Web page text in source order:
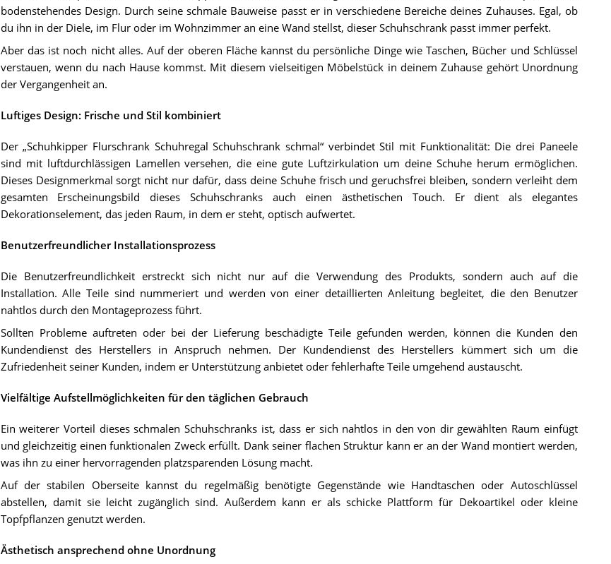
bodenstehendes Design. Durch seine schmale Bauweise passt er in verschiedene Bereiche deines Zuhauses. Egal, ob
du ihn in der Diele, im Flur oder im Wohnzimmer an eine Wand stellst, dieser Schuhschrank passt immer perfekt.
Aber das ist noch nicht alles. Auf der oberen Fläche kannst du persönliche Dinge wie Taschen, Bücher und Schlüssel
verstauen, wenn du nach Hause kommst. Mit diesem vielseitigen Möbelstück in deinem Zuhause gehört Unordnung
der Vergangenheit an.
Luftiges Design: Frische und Stil kombiniert
Der „Schuhkipper Flurschrank Schuhregal Schuhschrank schmal“ verbindet Stil mit Funktionalität: Die drei Paneele
sind mit luftdurchlässigen Lamellen versehen, die eine gute Luftzirkulation um deine Schuhe herum ermöglichen.
Dieses Designmerkmal sorgt nicht nur dafür, dass deine Schuhe frisch und geruchsfrei bleiben, sondern verleiht dem
gesamten Erscheinungsbild dieses Schuhschranks auch einen ästhetischen Touch. Er dient als elegantes
Dekorationselement, das jeden Raum, in dem er steht, optisch aufwertet.
Benutzerfreundlicher Installationsprozess
Die Benutzerfreundlichkeit erstreckt sich nicht nur auf die Verwendung des Produkts, sondern auch auf die
Installation. Alle Teile sind nummeriert und werden von einer detaillierten Anleitung begleitet, die den Benutzer
nahtlos durch den Montageprozess führt.
Sollten Probleme auftreten oder bei der Lieferung beschädigte Teile gefunden werden, können die Kunden den
Kundendienst des Herstellers in Anspruch nehmen. Der Kundendienst des Herstellers kümmert sich um die
Zufriedenheit seiner Kunden, indem er Unterstützung anbietet oder fehlerhafte Teile umgehend austauscht.
Vielfältige Aufstellmöglichkeiten für den täglichen Gebrauch
Ein weiterer Vorteil dieses schmalen Schuhschranks ist, dass er sich nahtlos in den von dir gewählten Raum einfügt
und gleichzeitig einen funktionalen Zweck erfüllt. Dank seiner flachen Struktur kann er an der Wand montiert werden,
was ihn zu einer hervorragenden platzsparenden Lösung macht.
Auf der stabilen Oberseite kannst du regelmäßig benötigte Gegenstände wie Handtaschen oder Autoschlüssel
abstellen, damit sie leicht zugänglich sind. Außerdem kann er als schicke Plattform für Dekoartikel oder kleine
Topfpflanzen genutzt werden.
Ästhetisch ansprechend ohne Unordnung